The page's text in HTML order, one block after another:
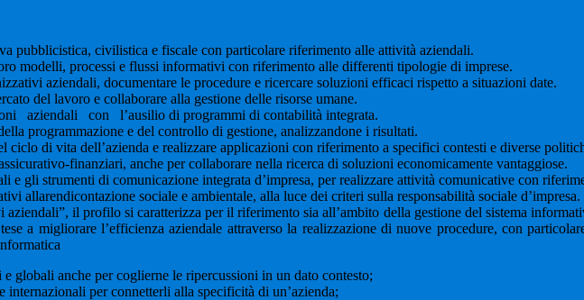
pubblicistica, civilistica e fiscale con particolare riferimento alle attività aziendali.
modelli, processi e flussi informativi con riferimento alle differenti tipologie di imprese.
aziendali, documentare le procedure e ricercare soluzioni efficaci rispetto a situazioni date.
del lavoro e collaborare alla gestione delle risorse umane.
con l’ausilio di programmi di contabilità integrata.
programmazione e del controllo di gestione, analizzandone i risultati.
di vita dell’azienda e realizzare applicazioni con riferimento a specifici contesti e diverse
finanziari, anche per collaborare nella ricerca di soluzioni economicamente vantaggiose.
e gli strumenti di comunicazione integrata d’impresa, per realizzare attività comunicative con
allarendicontazione sociale e ambientale, alla luce dei criteri sulla responsabilità sociale d’impresa.
il profilo si caratterizza per il riferimento sia all’ambito della gestione del sistema
a migliorare l’efficienza aziendale attraverso la realizzazione di nuove procedure, con
globali anche per coglierne le ripercussioni in un dato contesto;
per connetterli alla specificità di un’azienda;